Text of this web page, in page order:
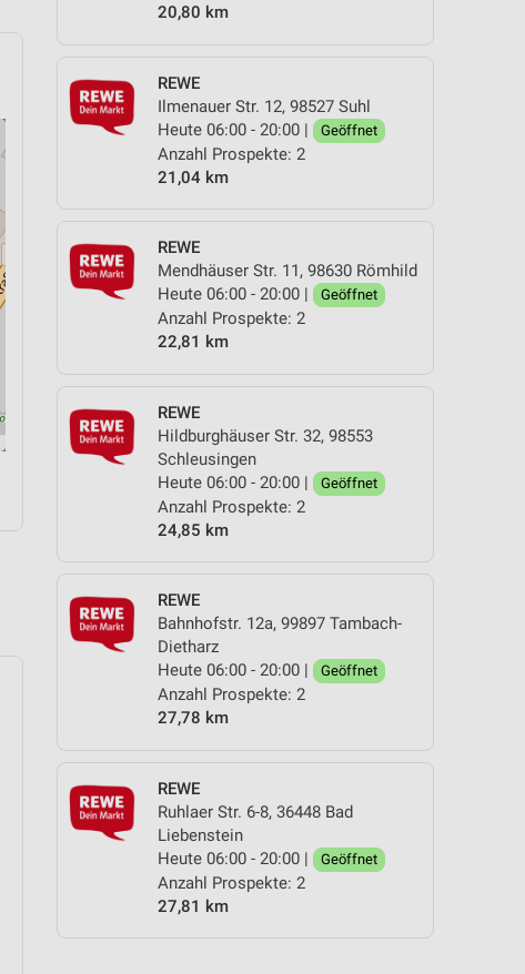
20,80 km
REWE
Ilmenauer Str. 12, 98527 Suhl
Heute 06:00 - 20:00 |
Geöffnet
Anzahl Prospekte: 2
21,04 km
REWE
Mendhäuser Str. 11, 98630 Römhild
Heute 06:00 - 20:00 |
Geöffnet
Anzahl Prospekte: 2
22,81 km
REWE
Hildburghäuser Str. 32, 98553
Schleusingen
Heute 06:00 - 20:00 |
Geöffnet
Anzahl Prospekte: 2
24,85 km
REWE
Bahnhofstr. 12a, 99897 Tambach-
Dietharz
Heute 06:00 - 20:00 |
Geöffnet
Anzahl Prospekte: 2
27,78 km
REWE
Ruhlaer Str. 6-8, 36448 Bad
Liebenstein
Heute 06:00 - 20:00 |
Geöffnet
Anzahl Prospekte: 2
27,81 km